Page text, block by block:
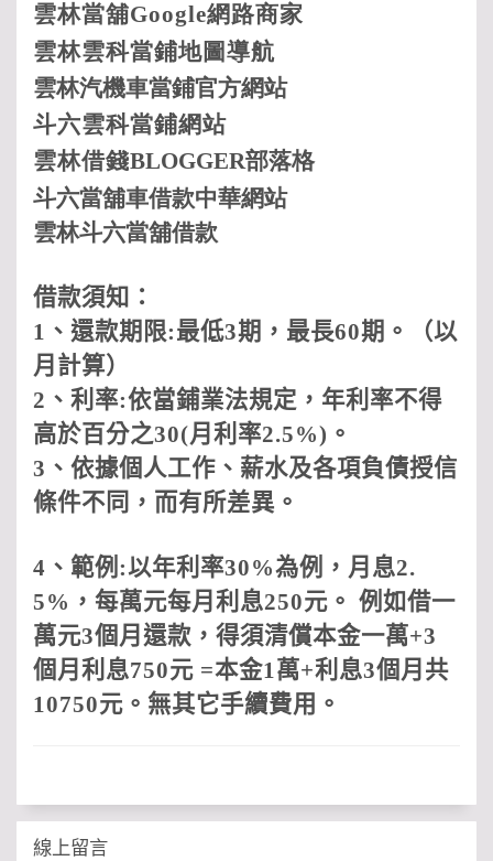
雲林當舖Google網路商家
雲林雲科當鋪地圖導航
雲林汽機車當鋪官方網站
斗六雲科當鋪網站
雲林借錢BLOGGER部落格
斗六當舖車借款中華網站
雲林斗六當舖借款
借款須知：
1 、還款期限:最低3期，最長60期。（以
月計算）
2 、利率:依當鋪業法規定，年利率不得
高於百分之30(月利率2.5%) 。
3 、依據個人工作、薪水及各項負債授信
條件不同，而有所差異。
4 、範例 :以年利率30%為例，月息2.
5% ，每萬元每月利息250元。 例如借一
萬元3個月還款，得須清償本金一萬+3
個月利息750元 =本金1萬+利息3個月共
10750元。無其它手續費用 。
線上留言